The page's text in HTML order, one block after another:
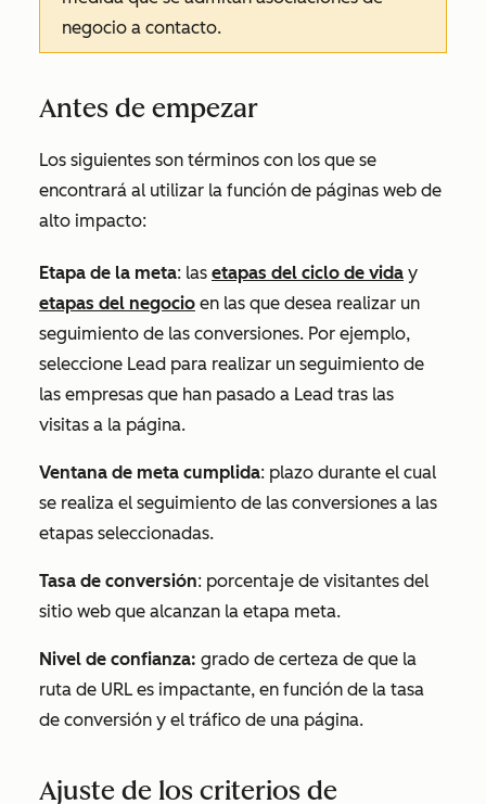
negocio a contacto.
Antes de empezar
Los siguientes son términos con los que se
encontrará al utilizar la función de páginas web de
alto impacto:
Etapa de la meta: las etapas del ciclo de vida y
etapas del negocio en las que desea realizar un
seguimiento de las conversiones. Por ejemplo,
seleccione Lead para realizar un seguimiento de
las empresas que han pasado a Lead tras las
visitas a la página.
Ventana de meta cumplida: plazo durante el cual
se realiza el seguimiento de las conversiones a las
etapas seleccionadas.
Tasa de conversión: porcentaje de visitantes del
sitio web que alcanzan la etapa meta.
Nivel de confianza: grado de certeza de que la
ruta de URL es impactante, en función de la tasa
de conversión y el tráfico de una página.
Ajuste de los criterios de